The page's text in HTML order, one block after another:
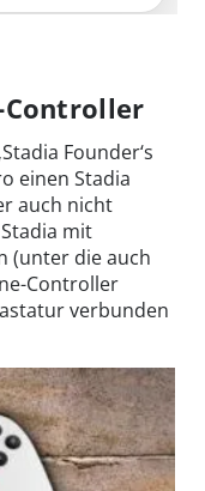
Controller
Founder‘s
einen Stadia
auch nicht
mit
(unter die auch
Controller
verbunden